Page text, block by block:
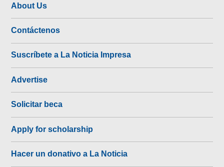
About Us
Contáctenos
Suscríbete a La Noticia Impresa
Advertise
Solicitar beca
Apply for scholarship
Hacer un donativo a La Noticia